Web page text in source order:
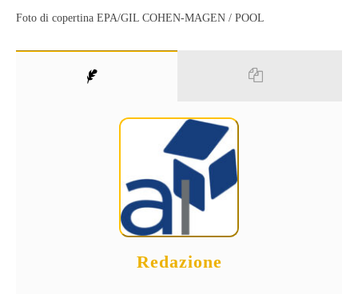
Foto di copertina EPA/GIL COHEN-MAGEN / POOL
Redazione